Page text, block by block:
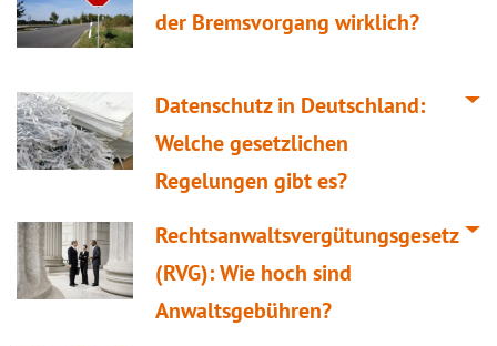
der Bremsvorgang wirklich?
Datenschutz in Deutschland:
Welche gesetzlichen
Regelungen gibt es?
Rechtsanwaltsvergütungsgesetz
(RVG): Wie hoch sind
Anwaltsgebühren?